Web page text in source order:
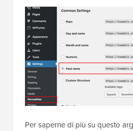
Per saperne di più su questo